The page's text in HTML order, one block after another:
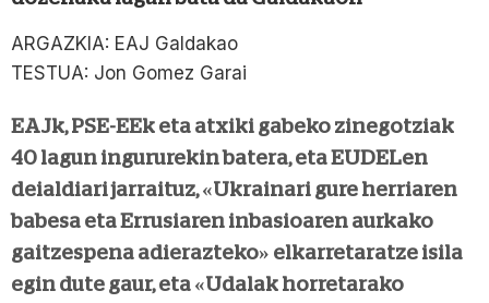
ARGAZKIA: EAJ Galdakao
TESTUA: Jon Gomez Garai
EAJk, PSE-EEk eta atxiki gabeko zinegotziak
40 lagun ingururekin batera, eta EUDELen
deialdiari jarraituz, «Ukrainari gure herriaren
babesa eta Errusiaren inbasioaren aurkako
gaitzespena adierazteko» elkarretaratze isila
egin dute gaur, eta «Udalak horretarako